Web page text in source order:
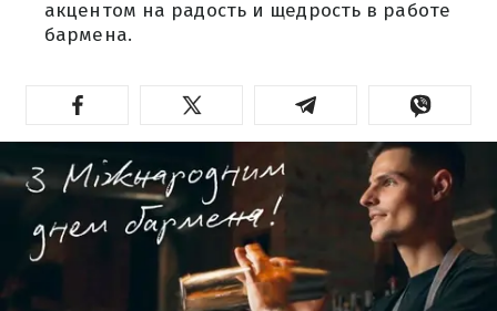
акцентом на радость и щедрость в работе
бармена.